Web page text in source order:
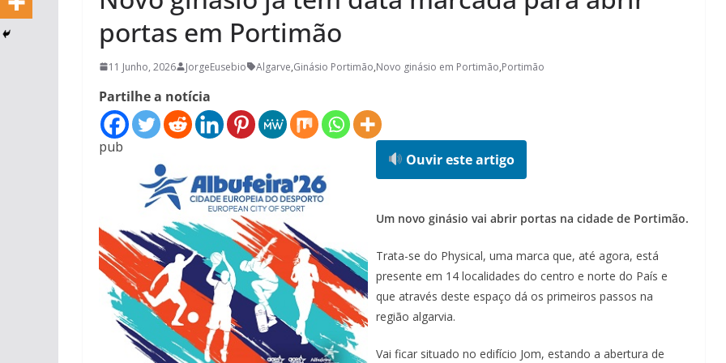
portas em Portimão
11 Junho, 2026 JorgeEusebio Algarve,Ginásio Portimão,Novo ginásio em Portimão,Portimão
Partilhe a notícia
pub
Ouvir este artigo
Um novo ginásio vai abrir portas na cidade de Portimão.
Trata-se do Physical, uma marca que, até agora, está
presente em 14 localidades do centro e norte do País e
que através deste espaço dá os primeiros passos na
região algarvia.
Vai ficar situado no edifício Jom, estando a abertura de